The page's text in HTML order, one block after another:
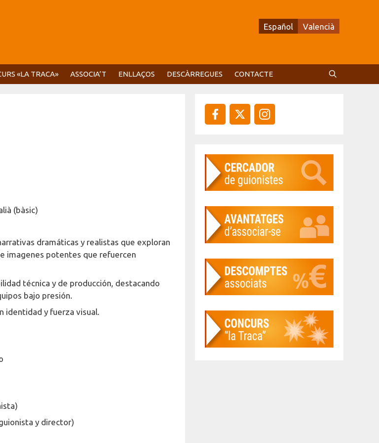
Español Valencià
«LA TRACA» ASSOCIA’T ENLLAÇOS DESCÀRREGUES CONTACTE
(bàsic)
dramáticas y realistas que exploran
imagenes potentes que refuercen
técnica y de producción, destacando
bajo presión.
identidad y fuerza visual.
y director)